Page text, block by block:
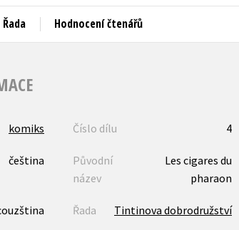
Všechny
Řada Hodnocení čtenářů
komiks Číslo dílu 4
čeština
Původní
název
Les cigares du
pharaon
Řada Tintinova dobrodružství